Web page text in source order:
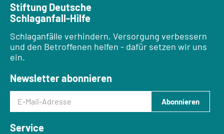
Stiftung Deutsche
Schlaganfall-Hilfe
Schlaganfälle verhindern, Versorgung verbessern
und den Betroffenen helfen - dafür setzen wir uns
ein.
Newsletter abonnieren
E-Mail-Adresse
Abonnieren
Service